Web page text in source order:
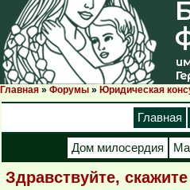
Вы здесь
Главная » Форумы » Юридическая
Главная
Дом милосердия
Здравствуйте,